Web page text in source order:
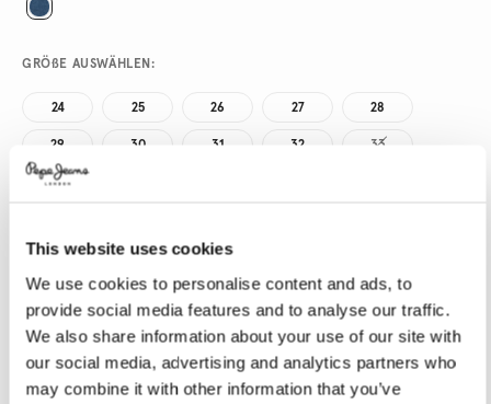
This website uses cookies
We use cookies to personalise content and ads, to
provide social media features and to analyse our traffic.
We also share information about your use of our site with
our social media, advertising and analytics partners who
may combine it with other information that you’ve
GRÖßE AUSWÄHLEN:
24 25 26 27 28
29 30 31 32 33
34
LÄNGE AUSWÄHLEN:
30
Model trägt: 27 Größe des Models: 1.78 m